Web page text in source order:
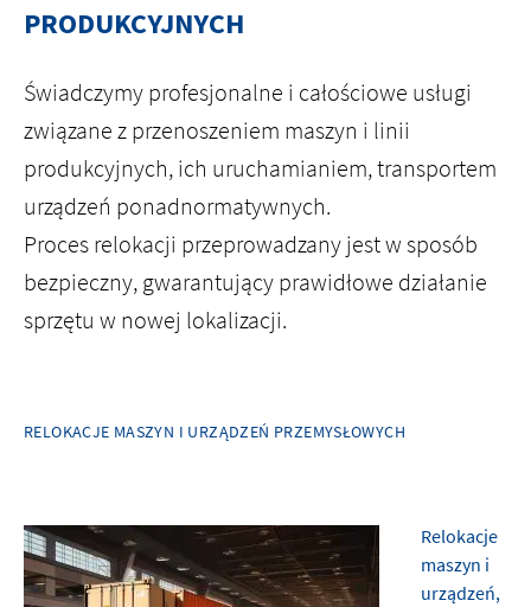
ISO
KARIERA
LOKALIZACJE
PRODUKCYJNYCH
Świadczymy profesjonalne i całościowe usługi
związane z przenoszeniem maszyn i linii
produkcyjnych, ich uruchamianiem, transportem
urządzeń ponadnormatywnych.
Proces relokacji przeprowadzany jest w sposób
bezpieczny, gwarantujący prawidłowe działanie
sprzętu w nowej lokalizacji.
RELOKACJE MASZYN I URZĄDZEŃ PRZEMYSŁOWYCH
Relokacje
maszyn i
urządzeń,